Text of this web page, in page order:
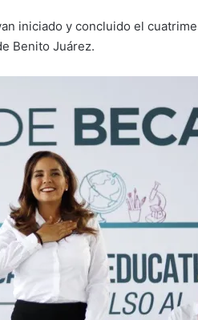
iniciado y concluido el
Benito Juárez.